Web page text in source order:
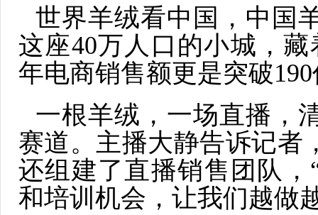
世界羊绒看中国，中国
这座40万人口的小城，
年电商销售额更是突破
一根羊绒，一场直播，
赛道。主播大静告诉记者
还组建了直播销售团队
和培训机会，让我们越做